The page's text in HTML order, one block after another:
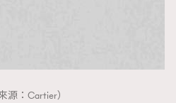
源：Cartier）